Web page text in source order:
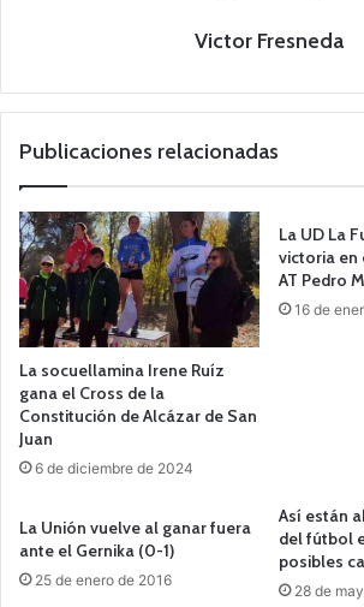
Victor Fresneda
Publicaciones relacionadas
La socuellamina Irene Ruíz
gana el Cross de la
Constitución de Alcázar de San
Juan
6 de diciembre de 2024
La UD La
victoria en
AT Pedro
16 de
La Unión vuelve al ganar fuera
ante el Gernika (0-1)
25 de enero de 2016
Así están
del fútbol
posibles
28 de